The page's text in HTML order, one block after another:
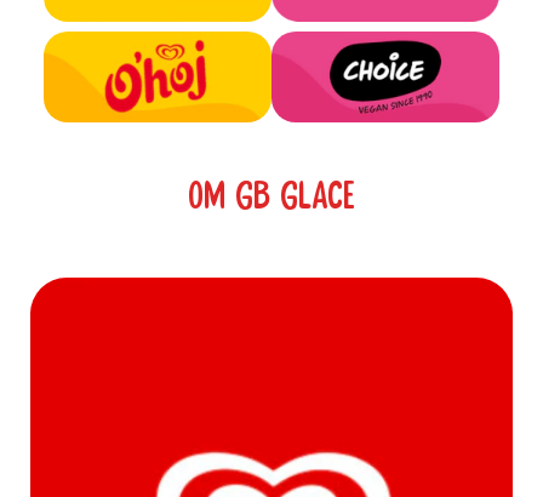
OM GB GLACE